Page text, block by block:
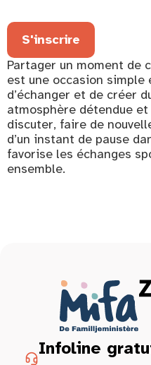
S'inscrire
Partager un moment de
est une occasion simple
d’échanger et de créer
atmosphère détendue
discuter, faire de
d’un instant de pause
favorise les échanges
ensemble.
Infoline